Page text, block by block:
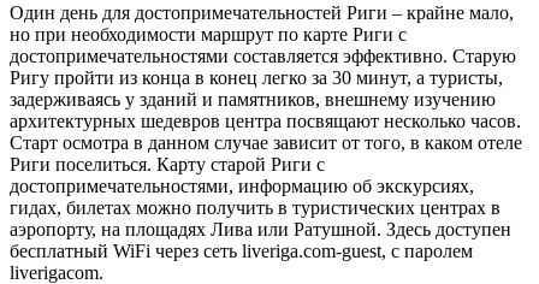
Один день для достопримечательностей Риги – крайне мало,
но при необходимости маршрут по карте Риги с
достопримечательностями составляется эффективно. Старую
Ригу пройти из конца в конец легко за 30 минут, а туристы,
задерживаясь у зданий и памятников, внешнему изучению
архитектурных шедевров центра посвящают несколько часов.
Старт осмотра в данном случае зависит от того, в каком отеле
Риги поселиться. Карту старой Риги с
достопримечательностями, информацию об экскурсиях,
гидах, билетах можно получить в туристических центрах в
аэропорту, на площадях Лива или Ратушной. Здесь доступен
бесплатный WiFi через сеть liveriga.com-guest, с паролем
liverigacom.